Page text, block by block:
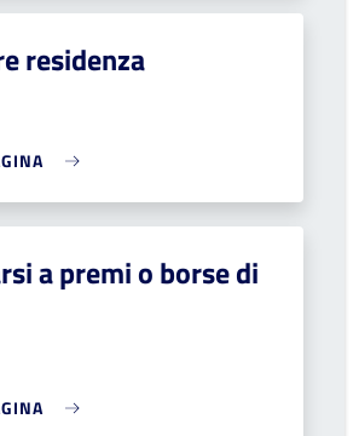
residenza
a premi o borse di